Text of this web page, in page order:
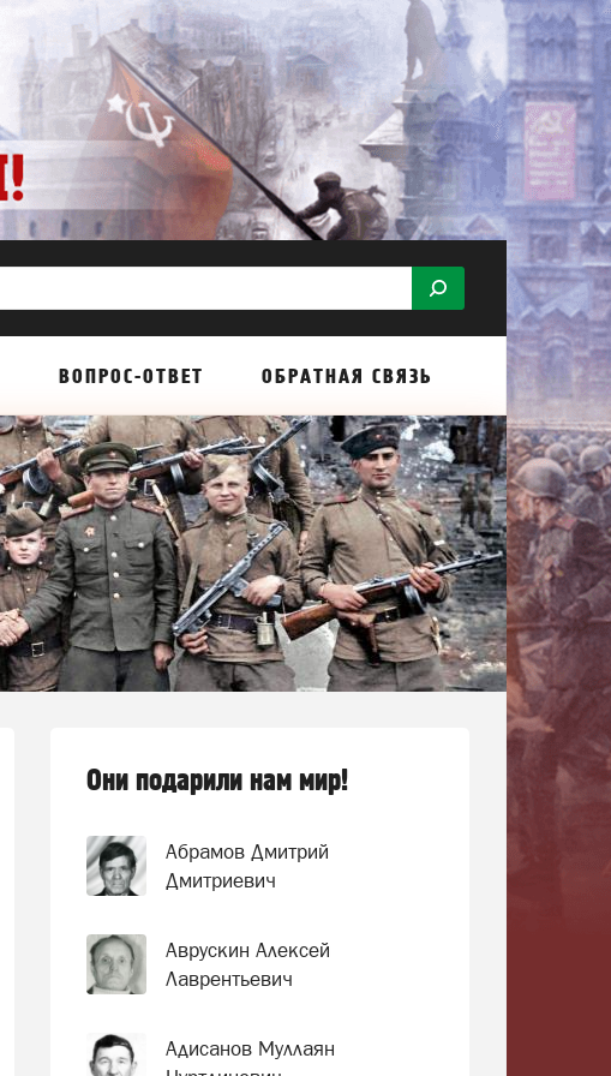
ВОПРОС-ОТВЕТ ОБРАТНАЯ СВЯЗЬ
Они подарили нам мир!
Абрамов Дмитрий
Дмитриевич
Аврускин Алексей
Лаврентьевич
Адисанов Муллаян